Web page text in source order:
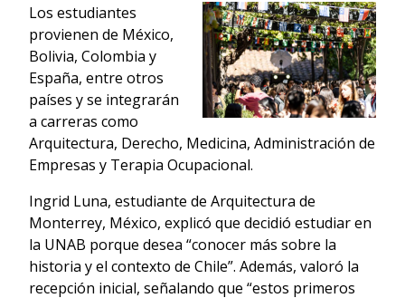
Los estudiantes
provienen de México,
Bolivia, Colombia y
España, entre otros
países y se integrarán
a carreras como
Arquitectura, Derecho, Medicina, Administración de
Empresas y Terapia Ocupacional.
Ingrid Luna, estudiante de Arquitectura de
Monterrey, México, explicó que decidió estudiar en
la UNAB porque desea “conocer más sobre la
historia y el contexto de Chile”. Además, valoró la
recepción inicial, señalando que “estos primeros